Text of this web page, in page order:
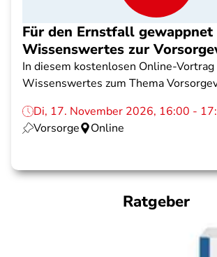
Für den Ernstfall gewappnet
Wissenswertes zur
In diesem kostenlosen Online-Vortrag
Wissenswertes zum Thema
Di, 17. November 2026, 16:00 -
Vorsorge
Online
Ratgeber